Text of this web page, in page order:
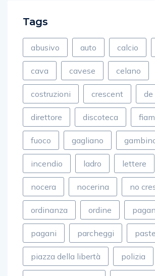
Tags
abusivo auto calcio
cava cavese celano
costruzioni crescent de
direttore discoteca
fuoco gagliano
incendio ladro lettere
nocera nocerina no
ordinanza ordine
pagani parcheggi
piazza della libertà polizia